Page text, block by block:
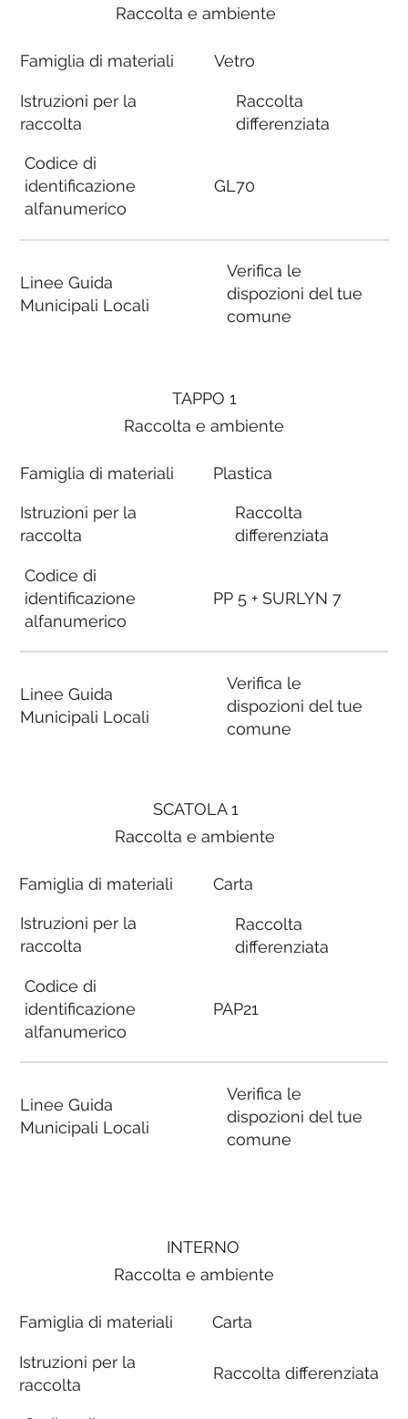
Raccolta e ambiente
Famiglia di materiali
Istruzioni per la
raccolta
Codice di
identificazione
alfanumerico
Linee Guida
Municipali Locali
Vetro
Raccolta
differenziata
GL70
Verifica le
dispozioni del tue
comune
SCATOLA 1
Raccolta e ambiente
Famiglia di materiali
Istruzioni per la
raccolta
Codice di
identificazione
alfanumerico
Linee Guida
Municipali Locali
Carta
Raccolta
differenziata
PAP21
Verifica le
dispozioni del tue
comune
TAPPO 1
Raccolta e ambiente
Famiglia di materiali
Istruzioni per la
raccolta
Codice di
identificazione
alfanumerico
Linee Guida
Municipali Locali
Plastica
Raccolta
differenziata
PP 5 + SURLYN 7
Verifica le
dispozioni del tue
comune
INTERNO
Raccolta e ambiente
Famiglia di materiali
Istruzioni per la
raccolta
Carta
Raccolta differenziata